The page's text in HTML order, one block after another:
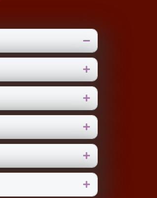
Replier
Déplier
Déplier
Déplier
Déplier
Déplier